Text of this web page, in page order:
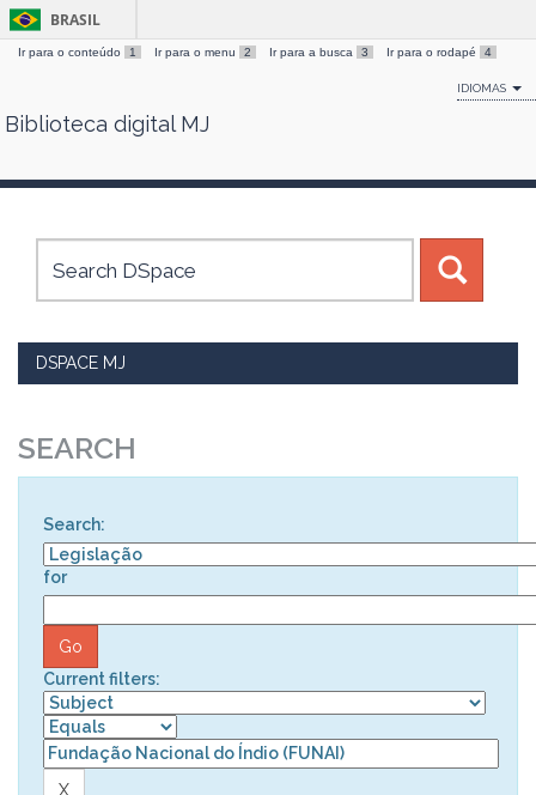
Skip
BRASIL
Ir para o conteúdo 1 Ir para o menu 2 Ir para a busca 3 Ir para o rodapé 4
IDIOMAS
Biblioteca digital MJ
DSPACE MJ
SEARCH
Search:
for
Current filters: